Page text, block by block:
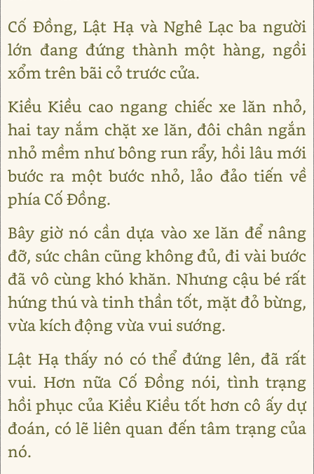
Cố Đồng, Lật Hạ và Nghê Lạc ba người
lớn đang đứng thành một hàng, ngồi
xổm trên bãi cỏ trước cửa.
Kiều Kiều cao ngang chiếc xe lăn nhỏ,
hai tay nắm chặt xe lăn, đôi chân ngắn
nhỏ mềm như bông run rẩy, hồi lâu mới
bước ra một bước nhỏ, lảo đảo tiến về
phía Cố Đồng.
Bây giờ nó cần dựa vào xe lăn để nâng
đỡ, sức chân cũng không đủ, đi vài bước
đã vô cùng khó khăn. Nhưng cậu bé rất
hứng thú và tinh thần tốt, mặt đỏ bừng,
vừa kích động vừa vui sướng.
Lật Hạ thấy nó có thể đứng lên, đã rất
vui. Hơn nữa Cố Đồng nói, tình trạng
hồi phục của Kiều Kiều tốt hơn cô ấy dự
đoán, có lẽ liên quan đến tâm trạng của
nó.